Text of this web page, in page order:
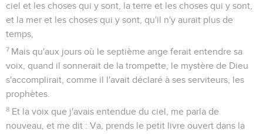
ciel et les choses qui y sont, la terre et les choses qui y sont,
et la mer et les choses qui y sont, qu'il n'y aurait plus de
temps,
7 Mais qu'aux jours où le septième ange ferait entendre sa
voix, quand il sonnerait de la trompette, le mystère de Dieu
s'accomplirait, comme il l'avait déclaré à ses serviteurs, les
prophètes.
8 Et la voix que j'avais entendue du ciel, me parla de
nouveau, et me dit : Va, prends le petit livre ouvert dans la